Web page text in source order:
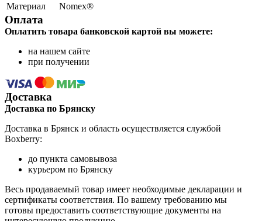
Материал
Nomex®
Оплата
Оплатить товара банковской картой вы можете:
на нашем сайте
при получении
Доставка
Доставка по Брянску
Доставка в Брянск и область осуществляется службой
Boxberry:
до пункта самовывоза
курьером по Брянску
Весь продаваемый товар имеет необходимые декларации и
сертификаты соответствия. По вашему требованию мы
готовы предоставить соответствующие документы на